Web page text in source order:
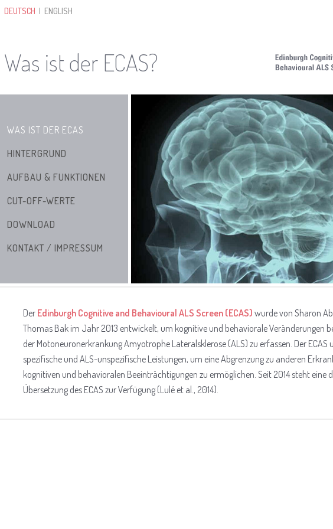
DEUTSCH | ENGLISH
Was ist der ECAS?
WAS IST DER ECAS
HINTERGRUND
AUFBAU & FUNKTIONEN
CUT-OFF-WERTE
DOWNLOAD
KONTAKT / IMPRESSUM
Der Edinburgh Cognitive and Behavioural ALS Screen (ECAS) wurde von Sharon
Thomas Bak im Jahr 2013 entwickelt, um kognitive und behaviorale Veränderungen
der Motoneuronerkrankung Amyotrophe Lateralsklerose (ALS) zu erfassen. Der ECAS
spezifische und ALS-unspezifische Leistungen, um eine Abgrenzung zu anderen
kognitiven und behavioralen Beeinträchtigungen zu ermöglichen. Seit 2014 steht eine
Übersetzung des ECAS zur Verfügung (Lulé et al., 2014).